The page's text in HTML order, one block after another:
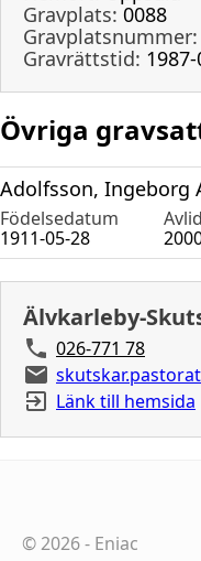
Gravplats: 0088
Gravplatsnummer:
Gravrättstid:
Övriga
Adolfsson, Ingeborg
Födelsedatum
1911-05-28
Älvkarleby-
026-771 78
Länk till hemsida
©2026- Eniac